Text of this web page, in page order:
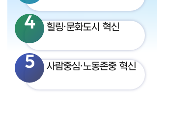
4 힐링·문화도시 혁신
5 사람중심·노동존중 혁신